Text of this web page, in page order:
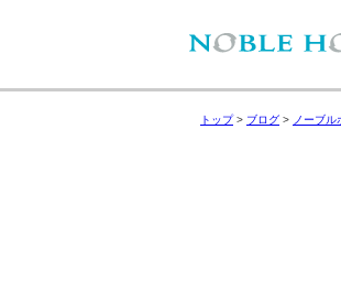
トップ> ブログ > ノーブ